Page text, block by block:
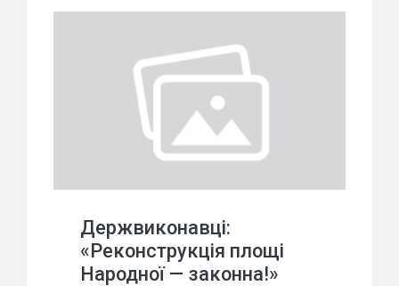
Держвиконавці:
«Реконструкція площі
Народної — законна!»